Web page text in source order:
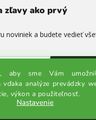
aby sme Vám
analýze prevádzky
výkon a použiteľnosť.
Nastavenie
zľavy ako prvý
noviniek a budete vedieť
spracovaním osobných